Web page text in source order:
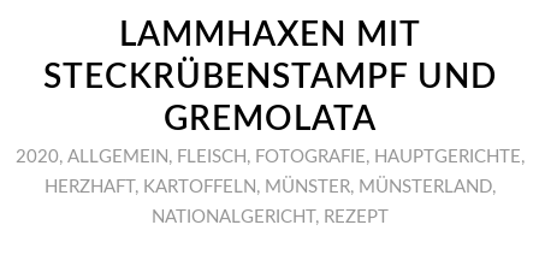
LAMMHAXEN MIT
STECKRÜBENSTAMPF UND
GREMOLATA
2020, ALLGEMEIN , FLEISCH , FOTOGRAFIE , HAUPTGERICHTE ,
HERZHAFT , KARTOFFELN , MÜNSTER, MÜNSTERLAND,
NATIONALGERICHT , REZEPT